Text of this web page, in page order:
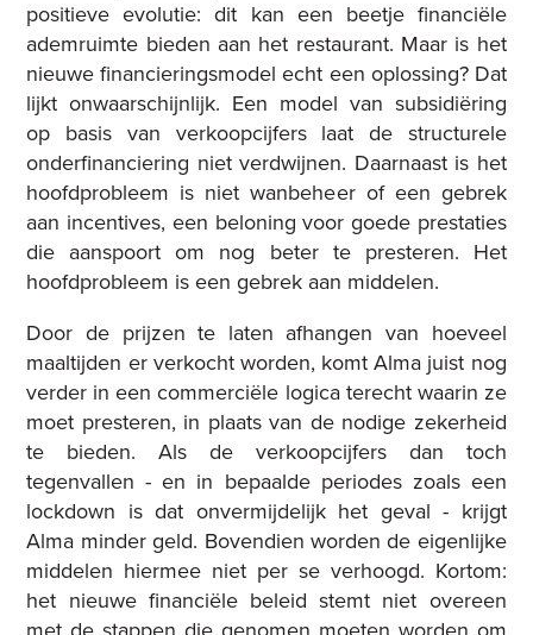
positieve evolutie: dit kan een beetje financiële
ademruimte bieden aan het restaurant. Maar is het
nieuwe financieringsmodel echt een oplossing? Dat
lijkt onwaarschijnlijk. Een model van subsidiëring
op basis van verkoopcijfers laat de structurele
onderfinanciering niet verdwijnen. Daarnaast is het
hoofdprobleem is niet wanbeheer of een gebrek
aan incentives, een beloning voor goede prestaties
die aanspoort om nog beter te presteren. Het
hoofdprobleem is een gebrek aan middelen.
Door de prijzen te laten afhangen van hoeveel
maaltijden er verkocht worden, komt Alma juist nog
verder in een commerciële logica terecht waarin ze
moet presteren, in plaats van de nodige zekerheid
te bieden. Als de verkoopcijfers dan toch
tegenvallen - en in bepaalde periodes zoals een
lockdown is dat onvermijdelijk het geval - krijgt
Alma minder geld. Bovendien worden de eigenlijke
middelen hiermee niet per se verhoogd. Kortom:
het nieuwe financiële beleid stemt niet overeen